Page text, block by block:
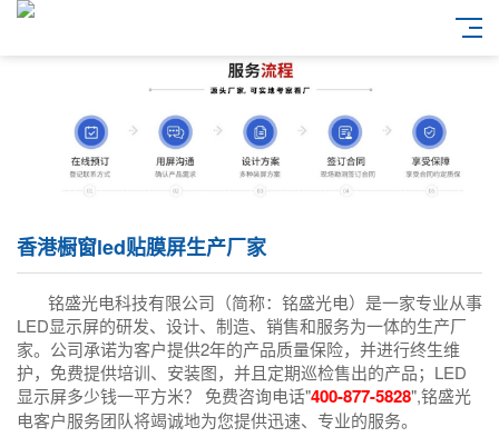
香港橱窗led贴膜屏生产厂家
铭盛光电科技有限公司（简称：铭盛光电）是一家专业从事
LED显示屏的研发、设计、制造、销售和服务为一体的生产厂
家。公司承诺为客户提供2年的产品质量保险，并进行终生维
护，免费提供培训、安装图，并且定期巡检售出的产品；LED
显示屏多少钱一平方米？ 免费咨询电话"400-877-5828",铭盛光
电客户服务团队将竭诚地为您提供迅速、专业的服务。